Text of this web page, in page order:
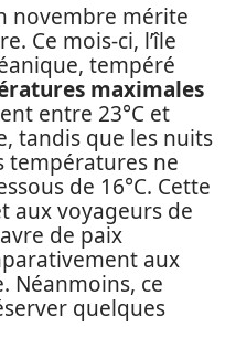
novembre mérite
Ce mois-ci, l’île
tempéré
maximales
entre 23°C et
tandis que les nuits
températures ne
de 16°C. Cette
aux voyageurs de
de paix
aux
Néanmoins, ce
quelques